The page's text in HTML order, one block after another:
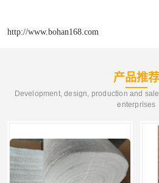
http://www.bohan168.com
产品推荐
Development, design, production and
enterprises